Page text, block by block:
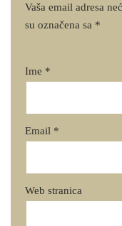
Vaša email adresa
su označena sa *
Ime *
Email *
Web stranica